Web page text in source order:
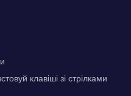
клавіші зі стрілками